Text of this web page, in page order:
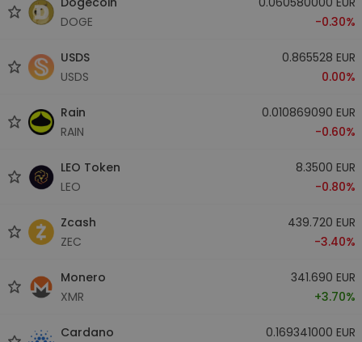
DOGE
-0.30%
USDS
USDS
0.865528 EUR
0.00%
Rain
RAIN
0.010869090 EUR
-0.60%
LEO Token
LEO
8.3500 EUR
-0.80%
Zcash
ZEC
439.720 EUR
-3.40%
Monero
XMR
341.690 EUR
+3.70%
Cardano
0.169341000 EUR